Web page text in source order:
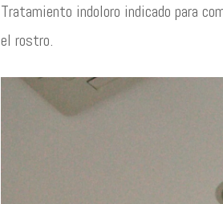
Tratamiento indoloro indicado para
el rostro.